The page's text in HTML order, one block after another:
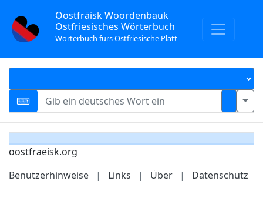
Oostfräisk Woordenbauk
Ostfriesisches Wörterbuch
Wörterbuch fürs Ostfriesische Platt
oostfraeisk.org
Benutzerhinweise
| Links | Über | Datenschutz